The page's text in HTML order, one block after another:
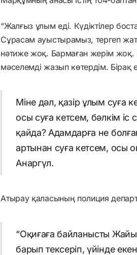
“Жалғыз ұлым еді. Күдіктілер
Сұрасам ауыстырамыз, тергеп
нәтиже жоқ. Бармаған жерім жоқ.
мәселемді жазып көтердім.
Міне дәл, қазір ұлым суға
осы суға кетсем, бәлкім іс
қайда? Адамдарға не
артынан суға кетсем, осы
Анаргүл.
Атырау қаласының полиция
“Оқиғаға байланысты
барып тексеріп, үйінде